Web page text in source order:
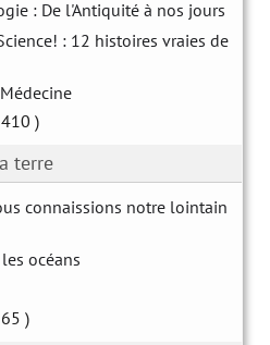
: De l'Antiquité à nos jours
: 12 histoires vraies de
)
terre
connaissions notre lointain
océans
)